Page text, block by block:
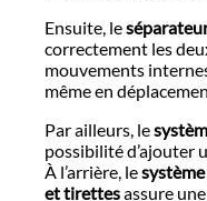
Ensuite, le
correctement les
mouvements
même en
Par ailleurs, le
possibilité d’ajouter
À l’arrière, le
et tirettesassure